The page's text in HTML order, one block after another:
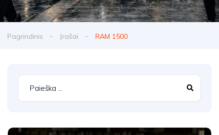
Pagrindinis Įrašai RAM 1500